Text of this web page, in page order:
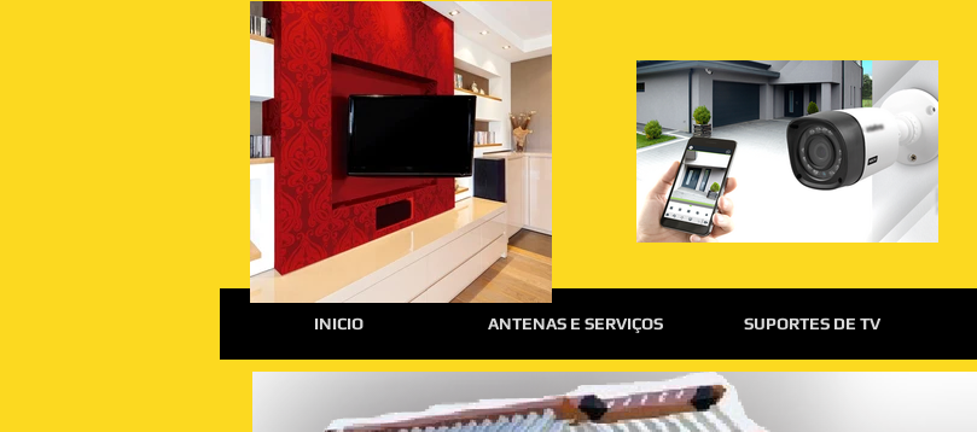
INICIO ANTENAS E SERVIÇOS SUPORTES DE TV